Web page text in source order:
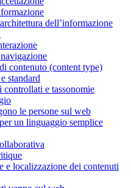
dell’informazione
contenuto (content type)
standard
controllati e tassonomie
le persone sul web
un linguaggio semplice
e localizzazione dei contenuti